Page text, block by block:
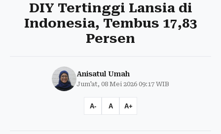
DIY Tertinggi Lansia di
Indonesia, Tembus 17,83
Persen
Anisatul Umah
Jum'at, 08 Mei 2026 09:17 WIB
A- A A+